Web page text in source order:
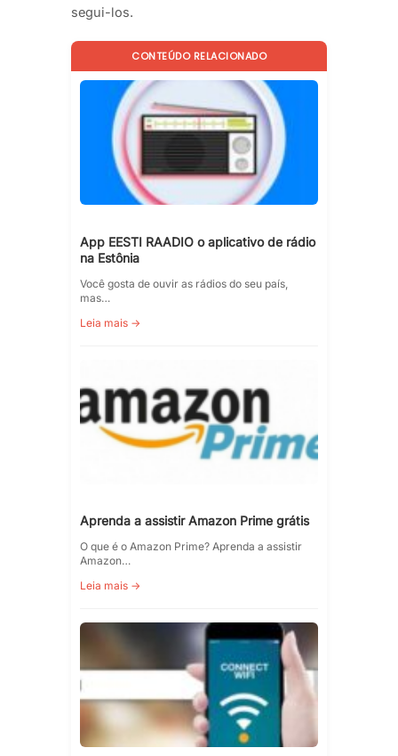
segui-los.
CONTEÚDO RELACIONADO
App EESTI RAADIO o aplicativo de rádio
na Estônia
Você gosta de ouvir as rádios do seu país,
mas…
Leia mais →
Aprenda a assistir Amazon Prime grátis
O que é o Amazon Prime? Aprenda a assistir
Amazon…
Leia mais →